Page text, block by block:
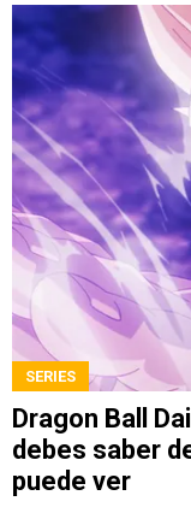
SERIES
Dragon Ball
debes saber
puede ver